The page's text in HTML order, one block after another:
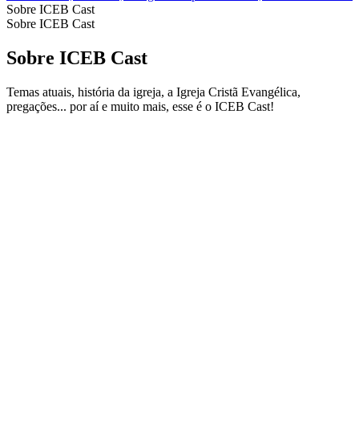
Sobre ICEB Cast
Sobre ICEB Cast
Sobre ICEB Cast
Temas atuais, história da igreja, a Igreja Cristã Evangélica,
pregações... por aí e muito mais, esse é o ICEB Cast!